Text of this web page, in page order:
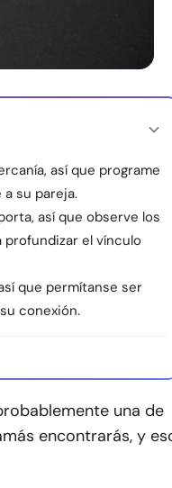
así que programe
su pareja.
así que observe los
el vínculo
que permítanse ser
conexión.
una de
encontrarás, y